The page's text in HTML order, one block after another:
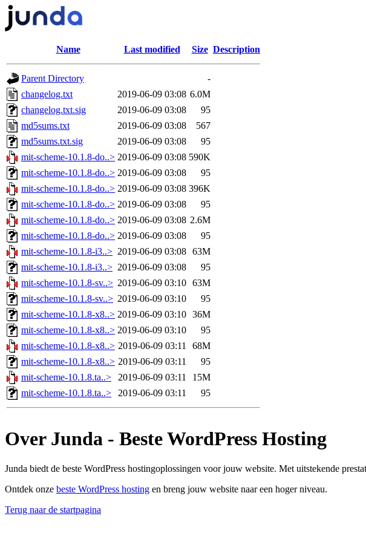
Name Last modified Size Description
Parent Directory
-
changelog.txt
2019-06-09 03:08 6.0M
changelog.txt.sig
2019-06-09 03:08
95
md5sums.txt
2019-06-09 03:08
567
md5sums.txt.sig
2019-06-09 03:08
95
mit-scheme-10.1.8-do..> 2019-06-09 03:08 590K
mit-scheme-10.1.8-do..> 2019-06-09 03:08
95
mit-scheme-10.1.8-do..> 2019-06-09 03:08 396K
mit-scheme-10.1.8-do..> 2019-06-09 03:08
95
mit-scheme-10.1.8-do..> 2019-06-09 03:08 2.6M
mit-scheme-10.1.8-do..> 2019-06-09 03:08
95
mit-scheme-10.1.8-i3..> 2019-06-09 03:08 63M
mit-scheme-10.1.8-i3..> 2019-06-09 03:08
95
mit-scheme-10.1.8-sv..> 2019-06-09 03:10 63M
mit-scheme-10.1.8-sv..> 2019-06-09 03:10
95
mit-scheme-10.1.8-x8..> 2019-06-09 03:10 36M
mit-scheme-10.1.8-x8..> 2019-06-09 03:10
95
mit-scheme-10.1.8-x8..> 2019-06-09 03:11
68M
mit-scheme-10.1.8-x8..> 2019-06-09 03:11
95
mit-scheme-10.1.8.ta..>
2019-06-09 03:11
15M
mit-scheme-10.1.8.ta..>
2019-06-09 03:11 95
Over Junda - Beste WordPress Hosting
Junda biedt de beste WordPress hostingoplossingen voor jouw website. Met uitstekende
Ontdek onze beste WordPress hosting en breng jouw website naar een hoger niveau.
Terug naar de startpagina